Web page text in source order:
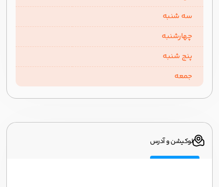
سه شنبه
چهارشنبه
پنج شنبه
جمعه
لوکیشن و آدرس